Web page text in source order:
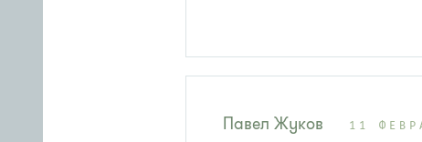
Павел Жуков 11